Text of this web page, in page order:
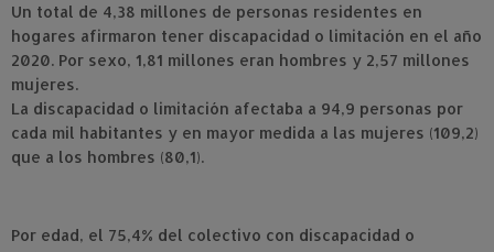
Un total de 4,38 millones de personas residentes en
hogares afirmaron tener discapacidad o limitación en el año
2020. Por sexo, 1,81 millones eran hombres y 2,57 millones
mujeres.
La discapacidad o limitación afectaba a 94,9 personas por
cada mil habitantes y en mayor medida a las mujeres (109,2)
que a los hombres (80,1).
Por edad, el 75,4% del colectivo con discapacidad o